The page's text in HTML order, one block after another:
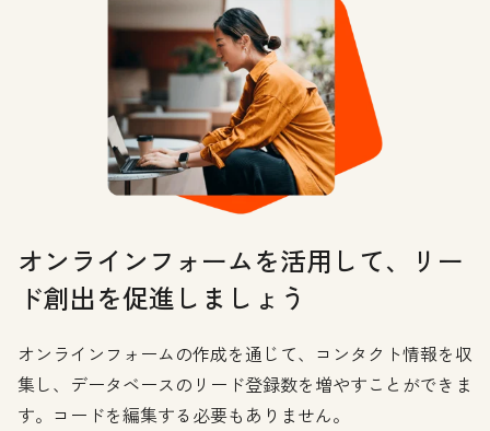
オンラインフォームを活用して、リー
ド創出を促進しましょう
オンラインフォームの作成を通じて、コンタクト情報を収
集し、データベースのリード登録数を増やすことができま
す。コードを編集する必要もありません。